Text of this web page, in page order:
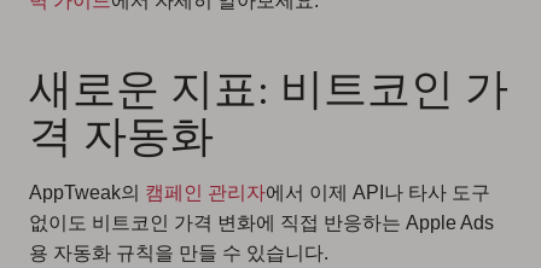
새로운 지표: 비트코인 가
격 자동화
AppTweak의 캠페인 관리자에서 이제 API나 타사 도구
없이도 비트코인 가격 변화에 직접 반응하는 Apple Ads
용 자동화 규칙을 만들 수 있습니다.